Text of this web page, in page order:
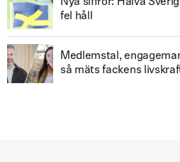
fel håll
Medlemstal,
så mäts fackens